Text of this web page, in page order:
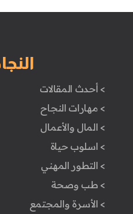
> أحدث المقالات
> مهارات النجاح
> المال والأعمال
> اسلوب حياة
> التطور المهني
> طب وصحة
> الأسرة والمجتمع